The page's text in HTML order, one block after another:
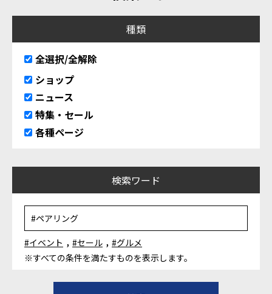
種類
全選択/全解除
ショップ
ニュース
特集・セール
各種ページ
検索ワード
#イベント , #セール , #グルメ
※すべての条件を満たすものを表示します。